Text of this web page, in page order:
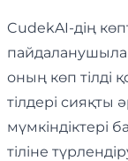
CudekAI-дің
оның көп тілді
тілдері сияқты
мүмкіндіктері
тіліне